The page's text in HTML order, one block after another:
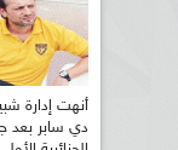
أنهت إدارة
دي سابر بعد